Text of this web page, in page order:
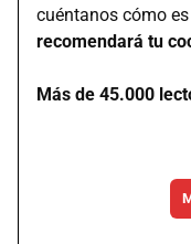
cuéntanos cómo
recomendará tu
Más de 45.000